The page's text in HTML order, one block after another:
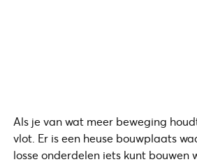
Als je van wat meer beweging
vlot. Er is een heuse bouwplaats
losse onderdelen iets kunt bouwen